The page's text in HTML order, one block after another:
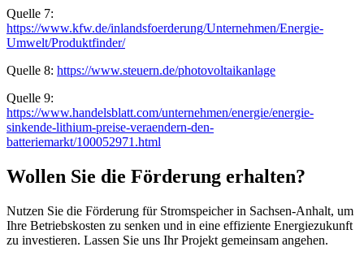
Quelle 7:
https://www.kfw.de/inlandsfoerderung/Unternehmen/Energie-
Umwelt/Produktfinder/
Quelle 8: https://www.steuern.de/photovoltaikanlage
Quelle 9:
https://www.handelsblatt.com/unternehmen/energie/energie-
sinkende-lithium-preise-veraendern-den-
batteriemarkt/100052971.html
Wollen Sie die Förderung erhalten?
Nutzen Sie die Förderung für Stromspeicher in Sachsen-Anhalt, um
Ihre Betriebskosten zu senken und in eine effiziente Energiezukunft
zu investieren. Lassen Sie uns Ihr Projekt gemeinsam angehen.